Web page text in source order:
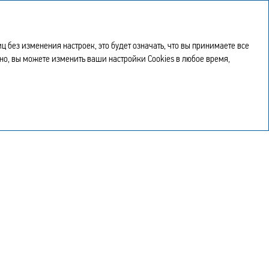
изменения настроек, это будет означать, что вы принимаете все
вы можете изменить ваши настройки Cookies в любое время,